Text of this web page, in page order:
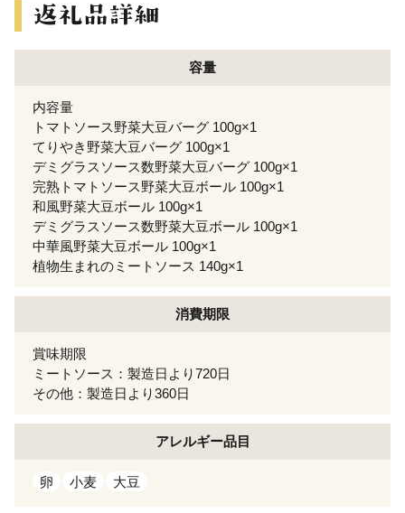
容量
内容量
トマトソース野菜大豆バーグ 100g×1
てりやき野菜大豆バーグ 100g×1
デミグラスソース数野菜大豆バーグ 100g×1
完熟トマトソース野菜大豆ボール 100g×1
和風野菜大豆ボール 100g×1
デミグラスソース数野菜大豆ボール 100g×1
中華風野菜大豆ボール 100g×1
植物生まれのミートソース 140g×1
消費期限
賞味期限
ミートソース：製造日より720日
その他：製造日より360日
アレルギー品目
卵 小麦 大豆